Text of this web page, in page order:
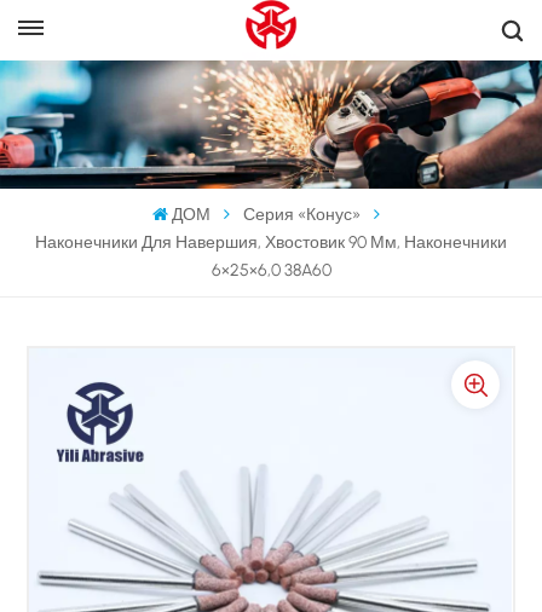
ДОМ
Серия «Конус»
Наконечники Для Навершия, Хвостовик 90 Мм, Наконечники
6×25×6,0 38A60